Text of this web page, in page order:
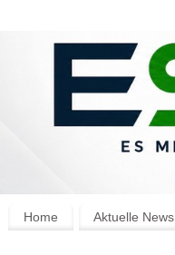
Home Aktuelle News